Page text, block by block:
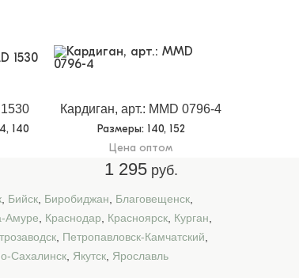
140
Кардиган, арт.: MMD 0796-4
Размеры: 140, 152
Цена оптом
1 295руб.
Бийск Биробиджан Благовещенск
Амуре Краснодар Красноярск Курган
Петропавловск-Камчатский
Сахалинск Якутск Ярославль